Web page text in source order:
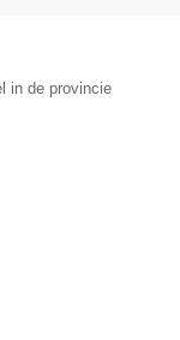
in de provincie